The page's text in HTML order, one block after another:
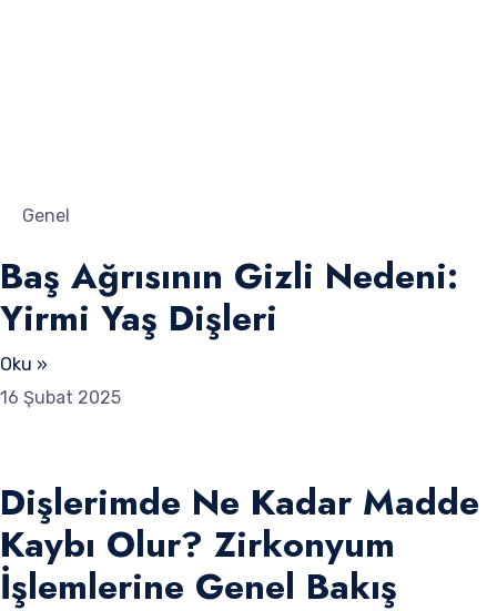
Genel
Baş Ağrısının Gizli Nedeni:
Yirmi Yaş Dişleri
Oku »
16 Şubat 2025
Dişlerimde Ne Kadar Madde
Kaybı Olur? Zirkonyum
İşlemlerine Genel Bakış